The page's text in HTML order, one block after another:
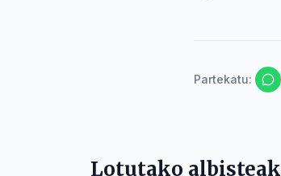
Partekatu:
Lotutako albisteak